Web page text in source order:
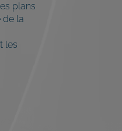
plans
de la
les